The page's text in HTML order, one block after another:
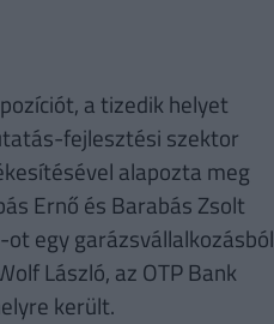
a tizedik helyet
fejlesztési szektor
alapozta meg
Ernő és Barabás Zsolt
egy garázsvállalkozásból
László, az OTP Bank
került.